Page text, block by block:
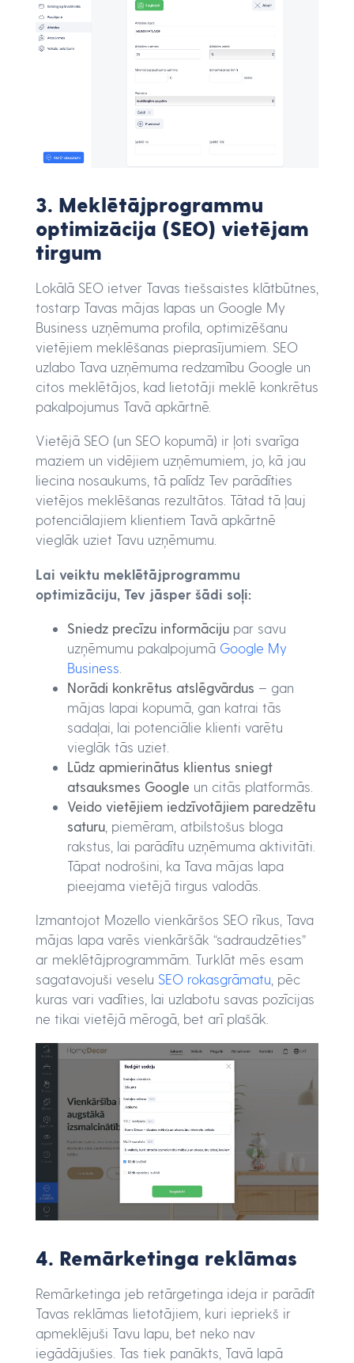
3. Meklētājprogrammu
optimizācija (SEO) vietējam
tirgum
Lokālā SEO ietver Tavas tiešsaistes klātbūtnes,
tostarp Tavas mājas lapas un Google My
Business uzņēmuma profila, optimizēšanu
vietējiem meklēšanas pieprasījumiem. SEO
uzlabo Tava uzņēmuma redzamību Google un
citos meklētājos, kad lietotāji meklē konkrētus
pakalpojumus Tavā apkārtnē.
Vietējā SEO (un SEO kopumā) ir ļoti svarīga
maziem un vidējiem uzņēmumiem, jo, kā jau
liecina nosaukums, tā palīdz Tev parādīties
vietējos meklēšanas rezultātos. Tātad tā ļauj
potenciālajiem klientiem Tavā apkārtnē
vieglāk uziet Tavu uzņēmumu.
Lai veiktu meklētājprogrammu
optimizāciju, Tev jāsper šādi soļi:
Sniedz precīzu informāciju par savu
uzņēmumu pakalpojumā Google My
Business
Norādi konkrētus atslēgvārdus – gan
mājas lapai kopumā, gan katrai tās
sadaļai, lai potenciālie klienti varētu
vieglāk tās uziet.
Lūdz apmierinātus klientus sniegt
atsauksmes Google un citās platformās.
Veido vietējiem iedzīvotājiem paredzētu
saturu , piemēram, atbilstošus bloga
rakstus, lai parādītu uzņēmuma aktivitāti.
Tāpat nodrošini, ka Tava mājas lapa
pieejama vietējā tirgus valodās.
Izmantojot Mozello vienkāršos SEO rīkus, Tava
mājas lapa varēs vienkāršāk “sadraudzēties”
ar meklētājprogrammām. Turklāt mēs esam
sagatavojuši veselu SEO rokasgrāmatu , pēc
kuras vari vadīties, lai uzlabotu savas pozīcijas
ne tikai vietējā mērogā, bet arī plašāk.
4. Remārketinga reklāmas
Remārketinga jeb retārgetinga ideja ir parādīt
Tavas reklāmas lietotājiem, kuri iepriekš ir
apmeklējuši Tavu lapu, bet neko nav
iegādājušies. Tas tiek panākts, Tavā lapā